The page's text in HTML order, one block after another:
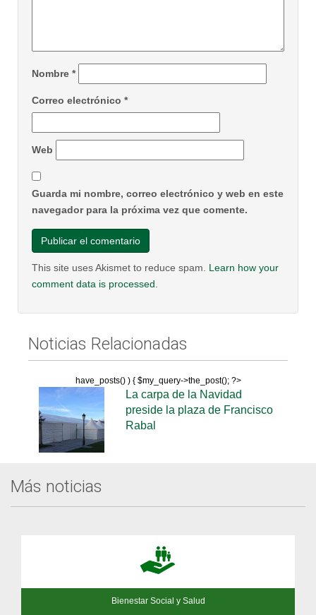
Nombre *
Correo electrónico *
Web
Guarda mi nombre, correo electrónico y web en este
navegador para la próxima vez que comente.
This site uses Akismet to reduce spam. Learn how your
comment data is processed
Noticias Relacionadas
have_posts() ) { $my_query->the_post(); ?>
La carpa de la Navidad
preside la plaza de Francisco
Rabal
Más noticias
Bienestar Social y Salud